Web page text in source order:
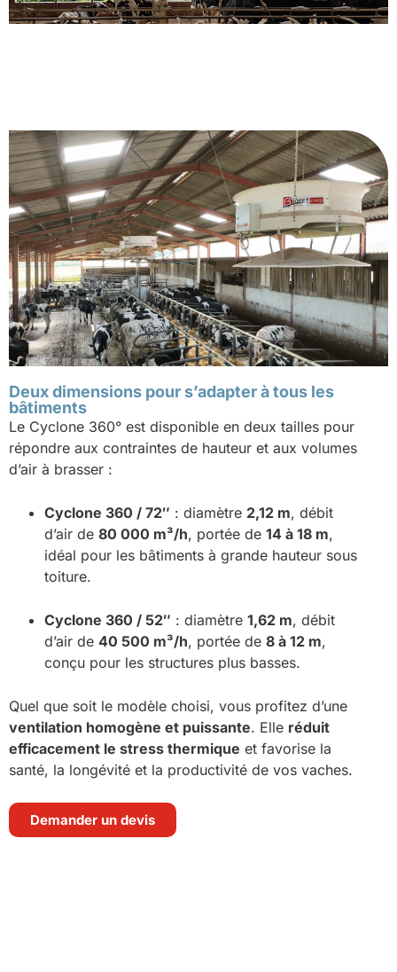
Deux dimensions pour s’adapter à tous les
bâtiments
Le Cyclone 360° est disponible en deux tailles pour
répondre aux contraintes de hauteur et aux volumes
d’air à brasser :
Cyclone 360 / 72″ : diamètre 2,12 m, débit
d’air de 80 000 m³/h, portée de 14 à 18 m,
idéal pour les bâtiments à grande hauteur sous
toiture.
Cyclone 360 / 52″ : diamètre 1,62 m, débit
d’air de 40 500 m³/h, portée de 8 à 12 m,
conçu pour les structures plus basses.
Quel que soit le modèle choisi, vous profitez d’une
ventilation homogène et puissante. Elle réduit
efficacement le stress thermique et favorise la
santé, la longévité et la productivité de vos vaches.
Demander un devis